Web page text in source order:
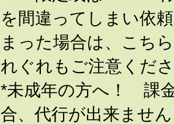
を間違ってしまい依
まった場合は、こち
れぐれもご注意くだ
*未成年の方へ！ 課
合、代行が出来ませ